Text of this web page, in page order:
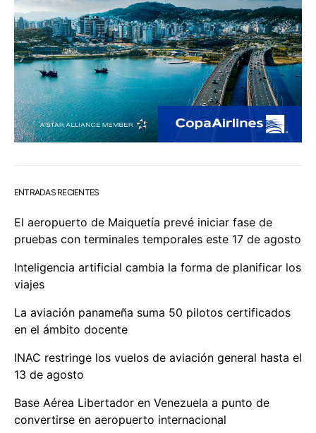
ENTRADAS RECIENTES
El aeropuerto de Maiquetía prevé iniciar fase de
pruebas con terminales temporales este 17 de agosto
Inteligencia artificial cambia la forma de planificar los
viajes
La aviación panameña suma 50 pilotos certificados
en el ámbito docente
INAC restringe los vuelos de aviación general hasta el
13 de agosto
Base Aérea Libertador en Venezuela a punto de
convertirse en aeropuerto internacional